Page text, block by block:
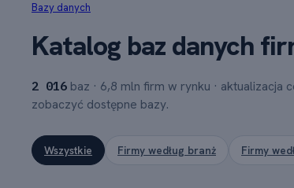
Bazy danych
Katalog baz danych
2 016 baz · 6,8 mln firm w rynku · aktualizacja
zobaczyć dostępne bazy.
Wszystkie Firmy według branż Firmy